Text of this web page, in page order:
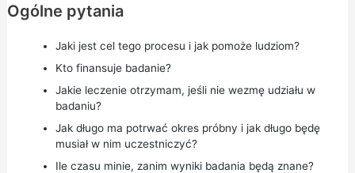
Ogólne pytania
Jaki jest cel tego procesu i jak pomoże ludziom?
Kto finansuje badanie?
Jakie leczenie otrzymam, jeśli nie wezmę udziału w
badaniu?
Jak długo ma potrwać okres próbny i jak długo będę
musiał w nim uczestniczyć?
Ile czasu minie, zanim wyniki badania będą znane?